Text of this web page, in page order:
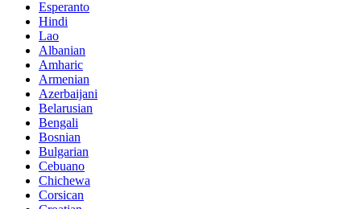
Esperanto
Hindi
Lao
Albanian
Amharic
Armenian
Azerbaijani
Belarusian
Bengali
Bosnian
Bulgarian
Cebuano
Chichewa
Corsican